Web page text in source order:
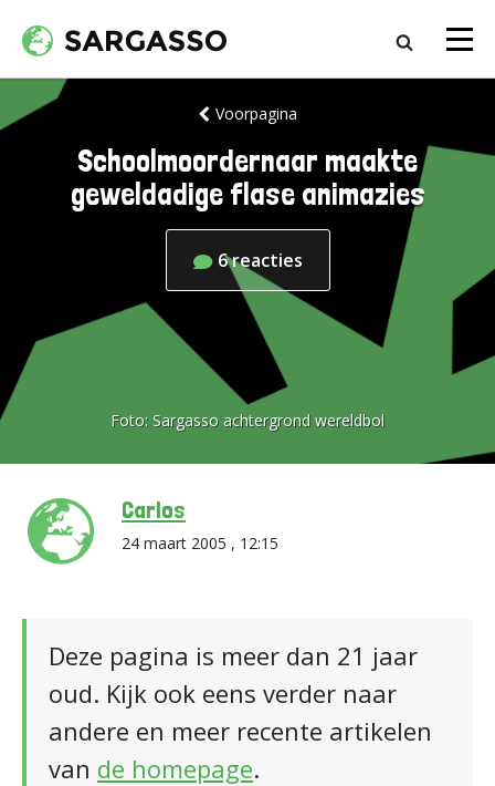
Voorpagina
Schoolmoordernaar maakte
geweldadige flase animazies
6reacties
Foto: Sargasso achtergrond wereldbol
Carlos
24 maart 2005 , 12:15
Deze pagina is meer dan 21 jaar
oud. Kijk ook eens verder naar
andere en meer recente artikelen
van de homepage.